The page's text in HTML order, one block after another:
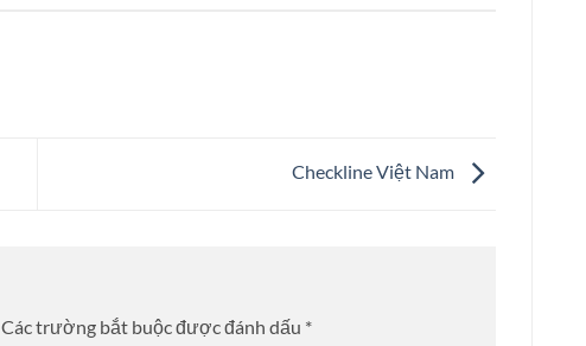
Checkline Việt Nam
Các trường bắt buộc được đánh dấu *